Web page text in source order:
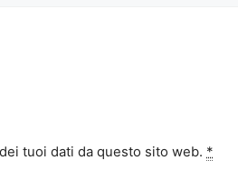
tuoi dati da questo sito web. *